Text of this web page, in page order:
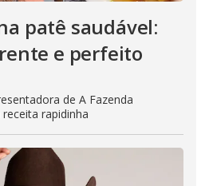
patê saudável:
e perfeito
de A Fazenda
rapidinha